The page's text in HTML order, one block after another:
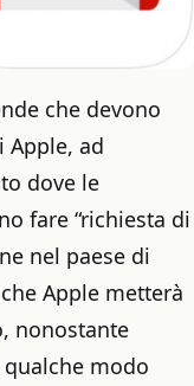
che devono
Apple, ad
dove le
fare “richiesta di
nel paese di
Apple metterà
nonostante
qualche modo